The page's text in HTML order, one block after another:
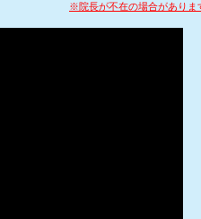
※院長が不在の場合がありま